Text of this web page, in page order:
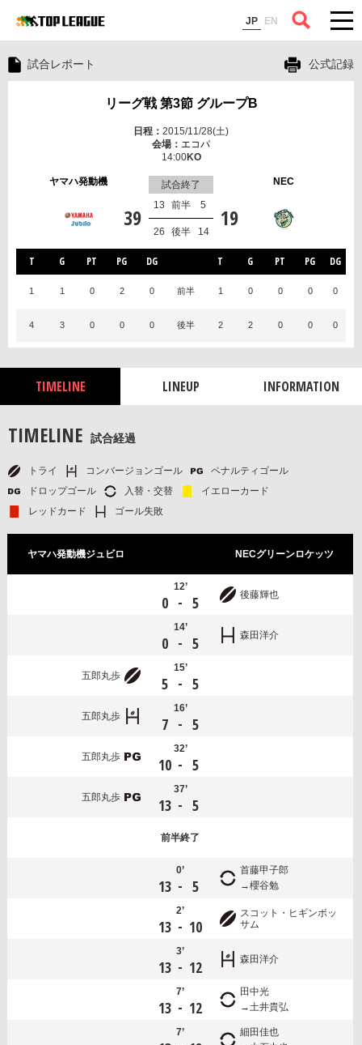
JP EN
コラム
試合レポート 公式記録
リーグ戦 第3節 グループB
2015/11/28(土)
エコパ
14:00
ヤマハ発動機 NEC
試合終了
39 19
前半
13 5
後半
26 14
T G PT PG DG T G PT PG DG
1 1 0 2 0 前半 1 0 0 0 0
4 3 0 0 0 後半 2 2 0 0 0
TIMELINE LINEUP INFORMATION
TIMELINE 試合経過
トライ コンバージョンゴール
ペナルティゴール
ドロップゴール
入替・交替
イエローカード
レッドカード
ゴール失敗
ヤマハ発動機ジュビロ NECグリーンロケッツ
12’
0 - 5 後藤輝也
14’
0 - 5 森田洋介
五郎丸歩
15’
5 - 5
五郎丸歩
16’
7 - 5
五郎丸歩
32’
10 - 5
五郎丸歩
37’
13 - 5
前半終了
0’
13 - 5
首藤甲子郎
櫻谷勉
2’
13 - 10
スコット・ヒギンボッ
サム
3’
13 - 12 森田洋介
7’
13 - 12
田中光
土井貴弘
7’
細田佳也